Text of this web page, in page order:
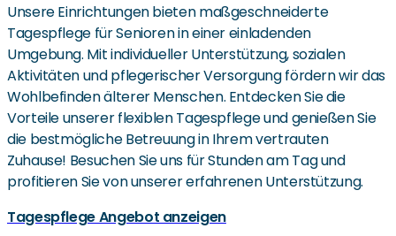
Unsere Einrichtungen bieten maßgeschneiderte
Tagespflege für Senioren in einer einladenden
Umgebung. Mit individueller Unterstützung, sozialen
Aktivitäten und pflegerischer Versorgung fördern wir das
Wohlbefinden älterer Menschen. Entdecken Sie die
Vorteile unserer flexiblen Tagespflege und genießen Sie
die bestmögliche Betreuung in Ihrem vertrauten
Zuhause! Besuchen Sie uns für Stunden am Tag und
profitieren Sie von unserer erfahrenen Unterstützung.
Tagespflege Angebot anzeigen